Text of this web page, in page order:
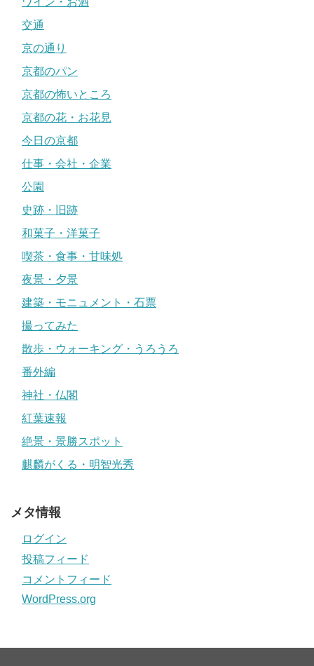
交通
京の通り
京都のパン
京都の怖いところ
京都の花・お花見
今日の京都
仕事・会社・企業
公園
史跡・旧跡
和菓子・洋菓子
喫茶・食事・甘味処
夜景・夕景
建築・モニュメント・石票
撮ってみた
散歩・ウォーキング・うろうろ
番外編
神社・仏閣
紅葉速報
絶景・景勝スポット
麒麟がくる・明智光秀
メタ情報
ログイン
投稿フィード
コメントフィード
WordPress.org